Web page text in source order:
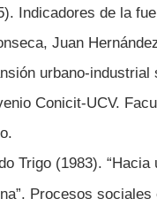
Indicadores de la
Juan
urbano-
Conicit-UCV.
Trigo (1983).
Procesos